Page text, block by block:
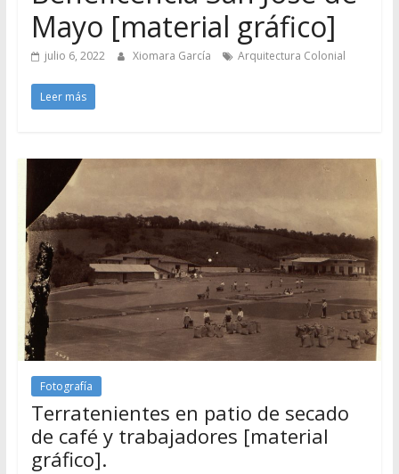
Mayo [material gráfico]
julio 6, 2022 Xiomara García Arquitectura Colonial
Leer más
Fotografía
Terratenientes en patio de secado
de café y trabajadores [material
gráfico].